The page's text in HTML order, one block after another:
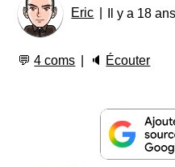
Eric Il y a 18
💬4 coms 🔈 Écouter